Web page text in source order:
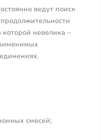
ведут поиск
невелика –
смесей;